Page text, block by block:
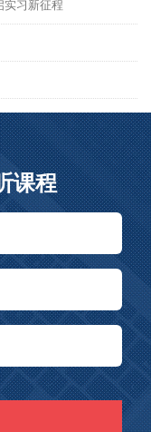
实习新征程
课程